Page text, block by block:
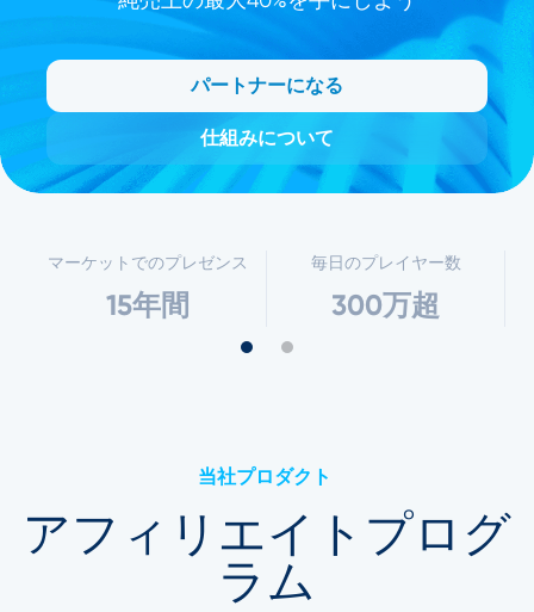
パートナーになる
仕組みについて
マーケットでのプレゼンス
15年間
毎日のプレイヤー数
300万超
当社プロダクト
アフィリエイトプログ
ラム